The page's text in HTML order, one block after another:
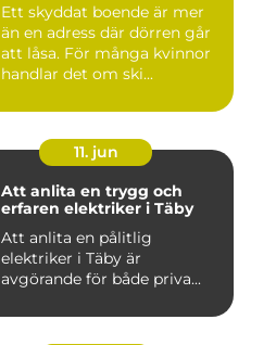
Ett skyddat boende är mer
än en adress där dörren går
att låsa. För många kvinnor
handlar det om ski...
11. jun
Att anlita en trygg och
erfaren elektriker i Täby
Att anlita en pålitlig
elektriker i Täby är
avgörande för både priva...